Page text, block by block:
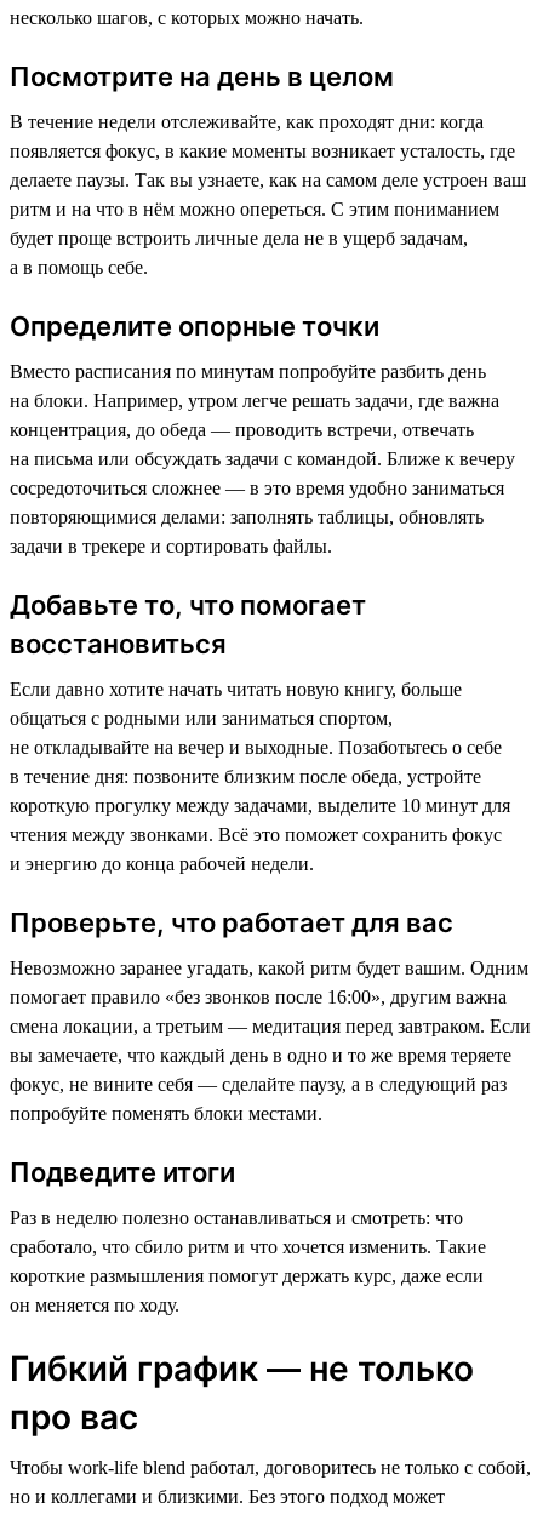
несколько шагов, с которых можно начать.
Посмотрите на день в целом
В течение недели отслеживайте, как проходят дни: когда
появляется фокус, в какие моменты возникает усталость, где
делаете паузы. Так вы узнаете, как на самом деле устроен ваш
ритм и на что в нём можно опереться. С этим пониманием
будет проще встроить личные дела не в ущерб задачам,
а в помощь себе.
Определите опорные точки
Вместо расписания по минутам попробуйте разбить день
на блоки. Например, утром легче решать задачи, где важна
концентрация, до обеда — проводить встречи, отвечать
на письма или обсуждать задачи с командой. Ближе к вечеру
сосредоточиться сложнее — в это время удобно заниматься
повторяющимися делами: заполнять таблицы, обновлять
задачи в трекере и сортировать файлы.
Добавьте то, что помогает
восстановиться
Если давно хотите начать читать новую книгу, больше
общаться с родными или заниматься спортом,
не откладывайте на вечер и выходные. Позаботьтесь о себе
в течение дня: позвоните близким после обеда, устройте
короткую прогулку между задачами, выделите 10 минут для
чтения между звонками. Всё это поможет сохранить фокус
и энергию до конца рабочей недели.
Проверьте, что работает для вас
Невозможно заранее угадать, какой ритм будет вашим. Одним
помогает правило «без звонков после 16:00», другим важна
смена локации, а третьим — медитация перед завтраком. Если
вы замечаете, что каждый день в одно и то же время теряете
фокус, не вините себя — сделайте паузу, а в следующий раз
попробуйте поменять блоки местами.
Подведите итоги
Раз в неделю полезно останавливаться и смотреть: что
сработало, что сбило ритм и что хочется изменить. Такие
короткие размышления помогут держать курс, даже если
он меняется по ходу.
Гибкий график — не только
про вас
Чтобы work-life blend работал, договоритесь не только с собой,
но и коллегами и близкими. Без этого подход может